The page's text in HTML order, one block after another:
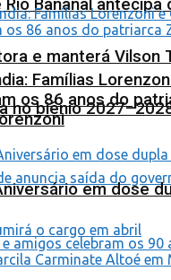
Rio Bananal antecipa
e manterá Vilson
no biênio
Famílias
os 86 anos do
em dose